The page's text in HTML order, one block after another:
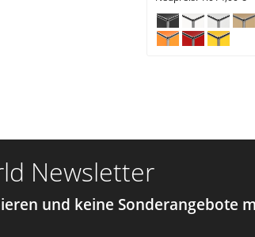
Newsletter
und keine Sonderangebote